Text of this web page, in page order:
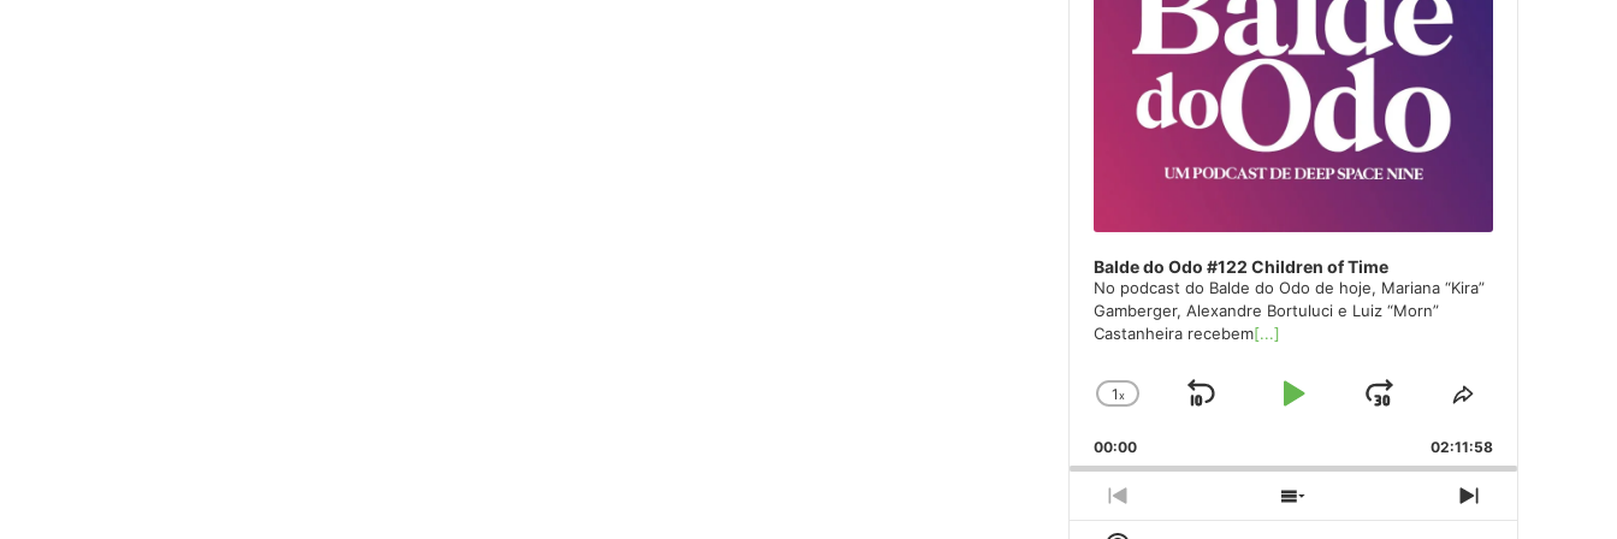
Balde do Odo #122 Children of Time
No podcast do Balde do Odo de hoje, Mariana “Kira”
Gamberger, Alexandre Bortuluci e Luiz “Morn”
Castanheira recebem[...]
Change
Rate
1x
Skip
Play
Jump
Forward
Share
Episode
00:00 02:11:58
Previous
Episode
Show
Next